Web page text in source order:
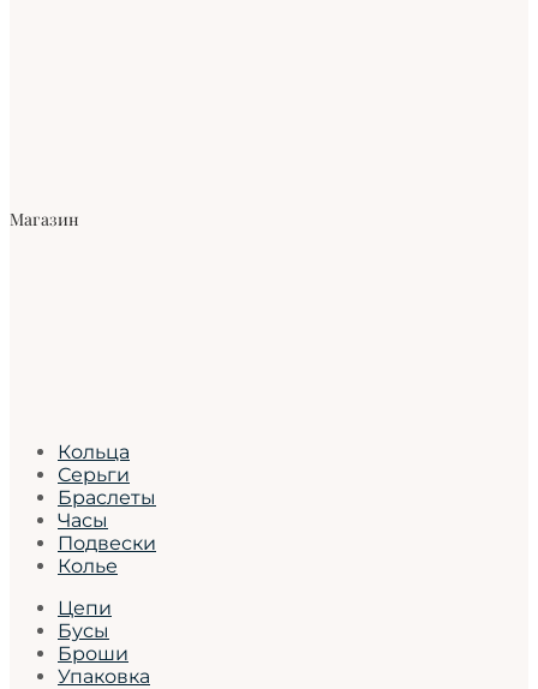
Магазин
Кольца
Серьги
Браслеты
Часы
Подвески
Колье
Цепи
Бусы
Броши
Упаковка